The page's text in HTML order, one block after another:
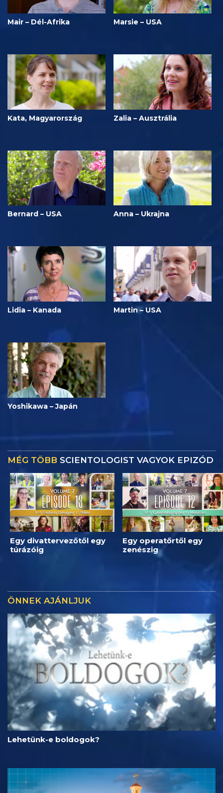
Mair – Dél-Afrika Marsie – USA
Kata, Magyarország Zalia – Ausztrália
Bernard – USA Anna – Ukrajna
Lidia – Kanada Martin – USA
Yoshikawa – Japán
MÉG TÖBB SCIENTOLOGIST VAGYOK EPIZÓD
Egy divattervezőtől egy
túrázóig
Egy operatőrtől egy
zenészig
ÖNNEK AJÁNLJUK
Lehetünk-e boldogok?